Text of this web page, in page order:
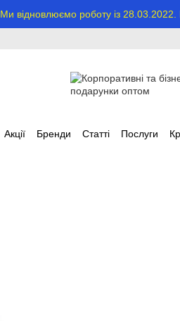
Ми відновлюємо роботу із 28.03.2022.
Акції Бренди Статті Послуги